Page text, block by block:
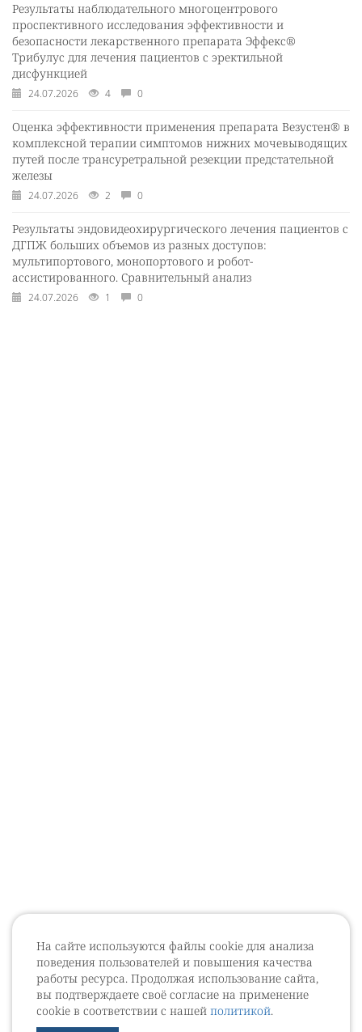
На сайте используются файлы cookie для анализа
поведения пользователей и повышения качества
работы ресурса. Продолжая использование сайта,
вы подтверждаете своё согласие на применение
cookie в соответствии с нашей политикой.
Результаты наблюдательного многоцентрового
проспективного исследования эффективности и
безопасности лекарственного препарата Эффекс®
Трибулус для лечения пациентов с эректильной
дисфункцией
24.07.2026 4 0
Оценка эффективности применения препарата Везустен® в
комплексной терапии симптомов нижних мочевыводящих
путей после трансуретральной резекции предстательной
железы
24.07.2026 2 0
Результаты эндовидеохирургического лечения пациентов с
ДГПЖ больших объемов из разных доступов:
мультипортового, монопортового и робот-
ассистированного. Сравнительный анализ
24.07.2026 1 0